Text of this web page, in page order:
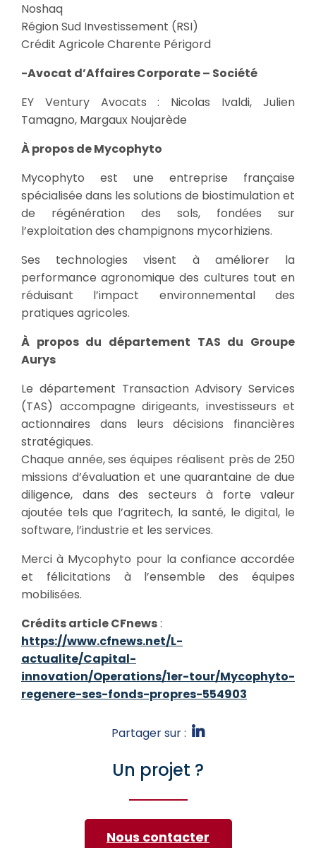
Noshaq
Région Sud Investissement (RSI)
Crédit Agricole Charente Périgord
-Avocat d’Affaires Corporate – Société
EY Ventury Avocats : Nicolas Ivaldi, Julien
Tamagno, Margaux Noujarède
À propos de Mycophyto
Mycophyto est une entreprise française
spécialisée dans les solutions de biostimulation et
de régénération des sols, fondées sur
l’exploitation des champignons mycorhiziens.
Ses technologies visent à améliorer la
performance agronomique des cultures tout en
réduisant l’impact environnemental des
pratiques agricoles.
À propos du département TAS du Groupe
Aurys
Le département Transaction Advisory Services
(TAS) accompagne dirigeants, investisseurs et
actionnaires dans leurs décisions financières
stratégiques.
Chaque année, ses équipes réalisent près de 250
missions d’évaluation et une quarantaine de due
diligence, dans des secteurs à forte valeur
ajoutée tels que l’agritech, la santé, le digital, le
software, l’industrie et les services.
Merci à Mycophyto pour la confiance accordée
et félicitations à l’ensemble des équipes
mobilisées.
Crédits article CFnews:
https://www.cfnews.net/L-
actualite/Capital-
innovation/Operations/1er-tour/Mycophyto-
regenere-ses-fonds-propres-554903
Partager sur :
Un projet ?
Nous contacter